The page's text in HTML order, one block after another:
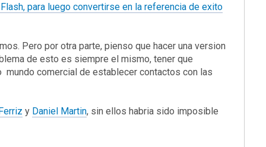
para luego convertirse en la referencia de exito
Pero por otra parte, pienso que hacer una version
de esto es siempre el mismo, tener que
comercial de establecer contactos con las
y Daniel Martin, sin ellos habria sido imposible